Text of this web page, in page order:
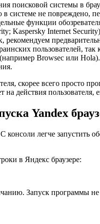
поисковой системы в
системе не повреждено,
функции
Kaspersky Internet
пользователей,
Browsec или
скорее всего
на действия
Yandex
консоли легче
в Яндекс браузере:
Запуск программы